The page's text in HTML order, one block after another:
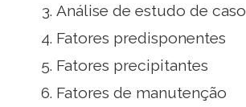
Análise de estudo de caso
Fatores predisponentes
Fatores precipitantes
Fatores de manutenção